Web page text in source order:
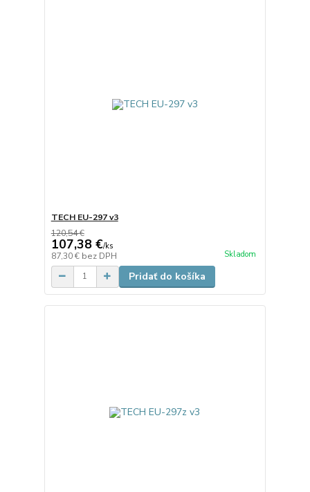
TECH EU-297 v3
120,54 €
107,38 €/ks
87,30 € bez DPH Skladom
Pridať do košíka